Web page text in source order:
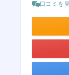
口コミを